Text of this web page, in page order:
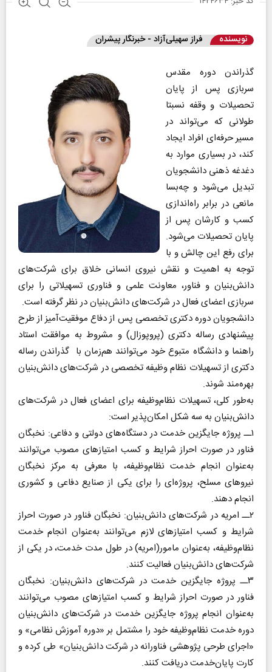
نویسنده فراز سهیلی‌آزاد - خبرنگار پیشران
گذراندن دوره مقدس
سربازی پس از پایان
تحصیلات و وقفه نسبتا
طولانی که می‌تواند در
مسیر حرفه‌ای افراد ایجاد
کند، در بسیاری موارد به
دغدغه ذهنی دانشجویان
تبدیل می‌شود و چه‌بسا
مانعی در برابر راه‌اندازی
کسب و کارشان پس از
پایان تحصیلات می‌شود.
برای رفع این چالش و با
توجه به اهمیت و نقش نیروی انسانی خلاق برای شرکت‌های
دانش‌بنیان و فناور، معاونت علمی و فناوری تسهیلاتی را برای
سربازی اعضای فعال در شرکت‌های دانش‌بنیان در نظر گرفته است.
دانشجویان دوره دکتری تخصصی پس از دفاع موفقیت‌آمیز از طرح
پیشنهادی رساله دکتری (پروپوزال) و مشروط به موافقت استاد
راهنما و دانشگاه متبوع خود می‌توانند هم‌زمان با گذراندن رساله
دکتری از تسهیلات نظام وظیفه تخصصی در شرکت‌های دانش‌بنیان
بهره‌مند شوند.
به‌طور کلی، تسهیلات نظام‌وظیفه برای اعضای فعال در شرکت‌های
دانش‌بنیان به سه شکل امکان‌پذیر است:
۱ــ پروژه جایگزین خدمت در دستگاه‌های دولتی و دفاعی: نخبگان
فناور در صورت احراز شرایط و کسب امتیازهای مصوب می‌توانند
به‌عنوان انجام خدمت نظام‌وظیفه، با معرفی به مرکز نخبگان
نیروهای مسلح، پروژه‌ای را برای یکی از صنایع دفاعی و کشوری
انجام دهند.
۲ــ امریه در شرکت‌های دانش‌بنیان: نخبگان فناور در صورت احراز
شرایط و کسب امتیازهای لازم می‌توانند به‌عنوان انجام خدمت
نظام‌وظیفه، به‌عنوان مامور(امریه) در طول مدت خدمت، در یکی از
شرکت‌های دانش‌بنیان فعالیت کنند.
۳ــ پروژه جایگزین خدمت در شرکت‌های دانش‌بنیان: نخبگان
فناور در صورت احراز شرایط و کسب امتیازهای مصوب می‌توانند
به‌عنوان انجام پروژه جایگزین خدمت در شرکت‌های دانش‌بنیان
دوره خدمت نظام‌وظیفه خود را مشتمل ‌بر «دوره آموزش نظامی» و
«اجرای طرحی پژوهشی فناورانه در شرکت دانش‌بنیان» طی کرده و
کارت پایان‌خدمت دریافت کنند.